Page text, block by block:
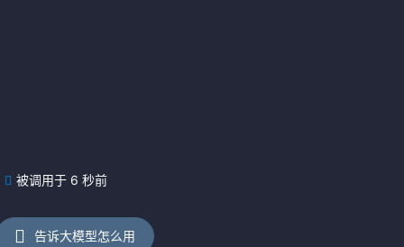
被调用于 6 秒前
告诉大模型怎么用